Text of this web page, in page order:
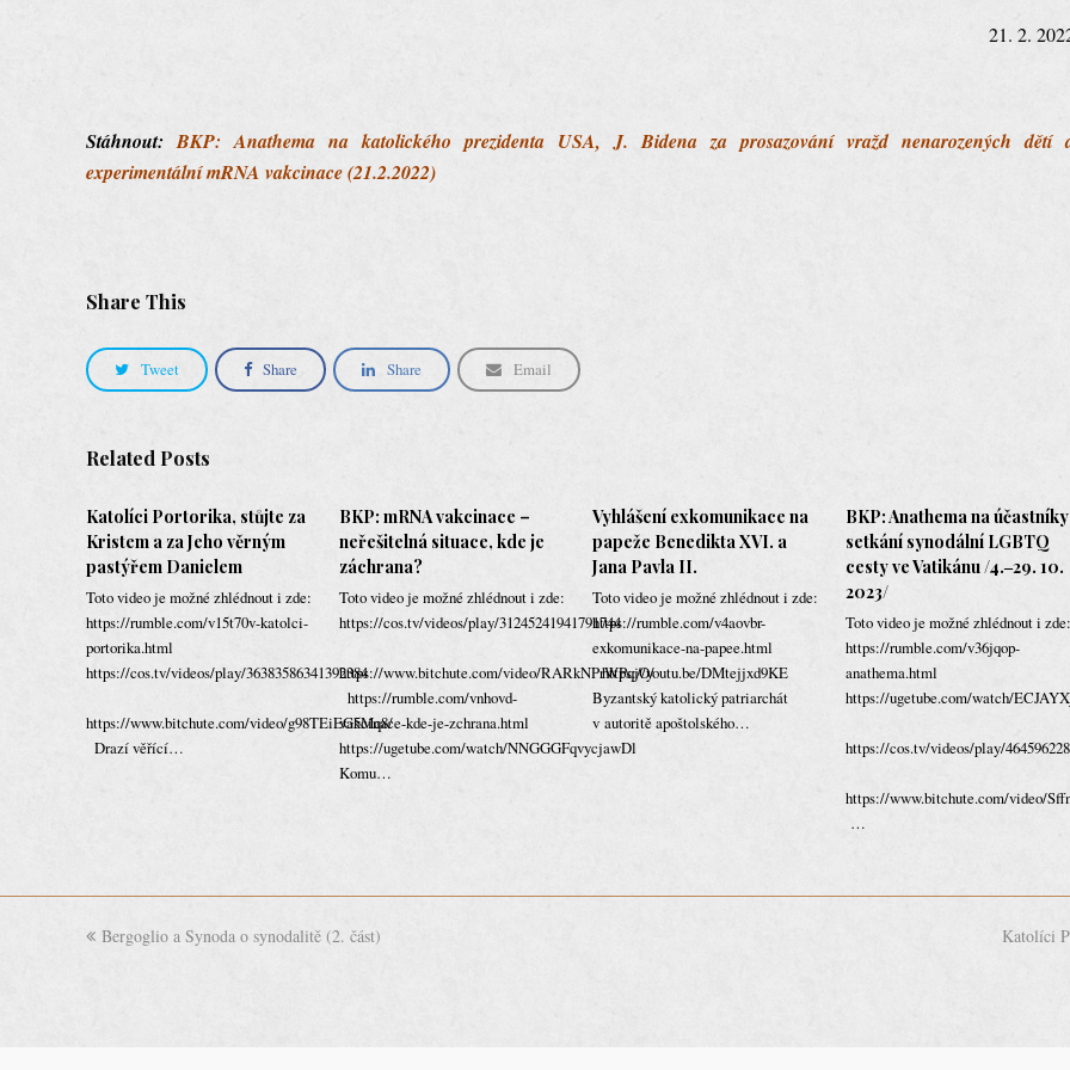
21. 2.
Stáhnout:BKP: Anathema na katolického prezidenta USA, J. Bidena za prosazování vražd nenarozených dětí
experimentální mRNA vakcinace (21.2.2022)
Share This
Tweet Share Share Email
Related Posts
Katolíci Portorika, stůjte za
Kristem a za Jeho věrným
pastýřem Danielem
Toto video je možné zhlédnout i zde:
https://rumble.com/v15t70v-katolci-
portorika.html
https://cos.tv/videos/play/36383586341392384
https://www.bitchute.com/video/g98TEiEG5Mq8/
Drazí věřící…
BKP: mRNA vakcinace –
neřešitelná situace, kde je
záchrana?
Toto video je možné zhlédnout i zde:
https://cos.tv/videos/play/31245241941791744
https://www.bitchute.com/video/RARkNPrWPqjO/
https://rumble.com/vnhovd-
vakcinace-kde-je-zchrana.html
https://ugetube.com/watch/NNGGGFqvycjawDl
Komu…
Vyhlášení exkomunikace na
papeže Benedikta XVI. a
Jana Pavla II.
Toto video je možné zhlédnout i zde:
https://rumble.com/v4aovbr-
exkomunikace-na-papee.html
https://youtu.be/DMtejjxd9KE
Byzantský katolický patriarchát
v autoritě apoštolského…
BKP: Anathema na účastníky
setkání synodální LGBTQ
cesty ve Vatikánu /4.‒29. 10.
2023/
Toto video je možné zhlédnout i zde:
https://rumble.com/v36jqop-
anathema.html
https://ugetube.com/watch/
https://cos.tv/videos/play/
https://www.bitchute.com/video/
…
previous
Bergoglio a Synoda o synodalitě (2. část)
next
Katolíci